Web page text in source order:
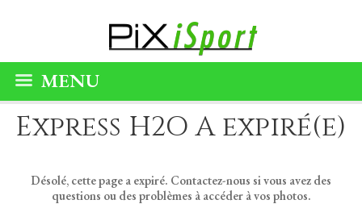
MENU
Express H2O A expiré(e)
Désolé, cette page a expiré. Contactez-nous si vous avez des
questions ou des problèmes à accéder à vos photos.